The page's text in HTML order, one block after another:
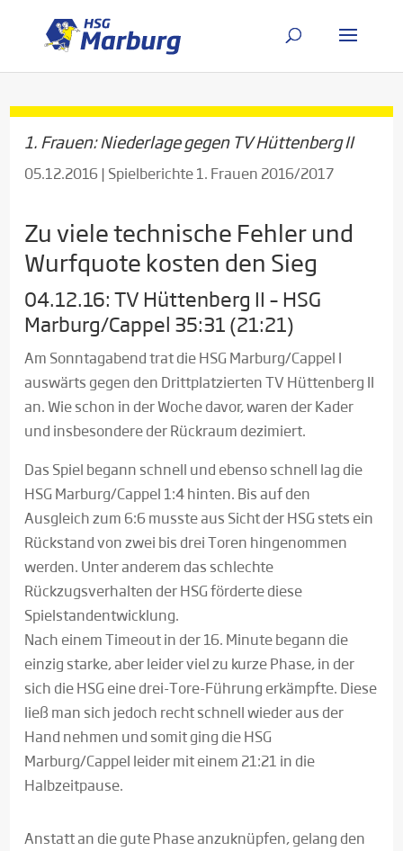
1. Frauen: Niederlage gegen TV Hüttenberg II
05.12.2016 | Spielberichte 1. Frauen 2016/2017
Zu viele technische Fehler und
Wurfquote kosten den Sieg
04.12.16: TV Hüttenberg II – HSG
Marburg/Cappel 35:31 (21:21)
Am Sonntagabend trat die HSG Marburg/Cappel I
auswärts gegen den Drittplatzierten TV Hüttenberg II
an. Wie schon in der Woche davor, waren der Kader
und insbesondere der Rückraum dezimiert.
Das Spiel begann schnell und ebenso schnell lag die
HSG Marburg/Cappel 1:4 hinten. Bis auf den
Ausgleich zum 6:6 musste aus Sicht der HSG stets ein
Rückstand von zwei bis drei Toren hingenommen
werden. Unter anderem das schlechte
Rückzugsverhalten der HSG förderte diese
Spielstandentwicklung.
Nach einem Timeout in der 16. Minute begann die
einzig starke, aber leider viel zu kurze Phase, in der
sich die HSG eine drei-Tore-Führung erkämpfte. Diese
ließ man sich jedoch recht schnell wieder aus der
Hand nehmen und somit ging die HSG
Marburg/Cappel leider mit einem 21:21 in die
Halbzeitpause.
Anstatt an die gute Phase anzuknüpfen, gelang den